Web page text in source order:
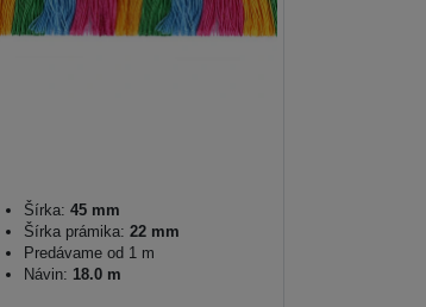
Šírka: 45 mm
Šírka prámika: 22 mm
Predávame od 1 m
Návin: 18.0 m